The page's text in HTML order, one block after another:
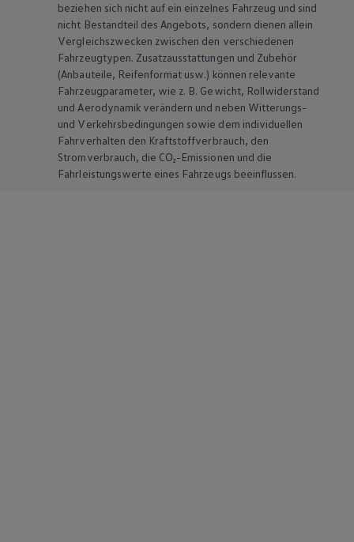
beziehen sich nicht auf ein einzelnes Fahrzeug und sind
nicht Bestandteil des Angebots, sondern dienen allein
Vergleichszwecken zwischen den verschiedenen
Fahrzeugtypen. Zusatzausstattungen und Zubehör
(Anbauteile, Reifenformat usw.) können relevante
Fahrzeugparameter, wie z. B. Gewicht, Rollwiderstand
und Aerodynamik verändern und neben Witterungs-
und Verkehrsbedingungen sowie dem individuellen
Fahrverhalten den Kraftstoffverbrauch, den
Stromverbrauch, die CO₂-Emissionen und die
Fahrleistungswerte eines Fahrzeugs beeinflussen.